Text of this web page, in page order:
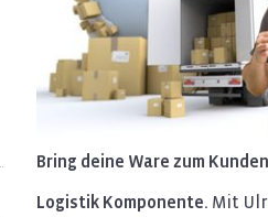
Bring deine Ware zum
Lo­gis­tik Kom­po­nen­te. Mit